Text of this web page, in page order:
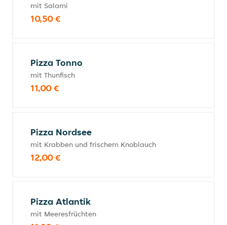
mit Salami
10,50 €
Pizza Tonno
mit Thunfisch
11,00 €
Pizza Nordsee
mit Krabben und frischem Knoblauch
12,00 €
Pizza Atlantik
mit Meeresfrüchten